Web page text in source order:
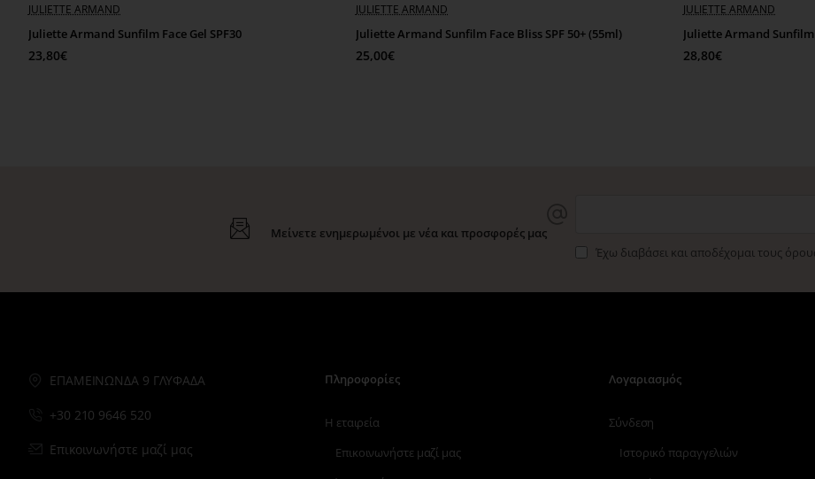
JULIETTE ARMAND
Juliette Armand Sunfilm Face Gel SPF30
23,80€
JULIETTE ARMAND
Juliette Armand Sunfilm Face Bliss SPF 50+ (55ml)
25,00€
JULIETTE ARMAND
Juliette Armand Sunfilm
28,80€
Μείνετε ενημερωμένοι με νέα και προσφορές μας
Έχω διαβάσει και αποδέχομαι τους
ΕΠΑΜΕΙΝΩΝΔΑ 9 ΓΛΥΦΑΔΑ
+30 210 9646 520
Επικοινωνήστε μαζί μας
Πληροφορίες
Η εταιρεία
Επικοινωνήστε μαζί μας
Λογαριασμός
Σύνδεση
Ιστορικό παραγγελιών